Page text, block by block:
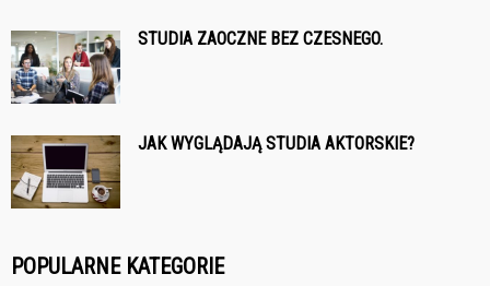
STUDIA ZAOCZNE BEZ CZESNEGO.
JAK WYGLĄDAJĄ STUDIA AKTORSKIE?
POPULARNE KATEGORIE